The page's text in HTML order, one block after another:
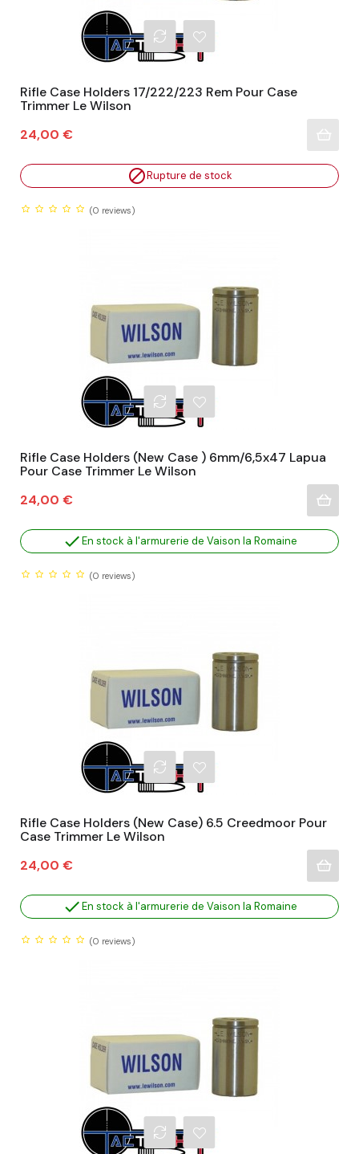
Rifle Case Holders 17/222/223 Rem Pour Case
Trimmer Le Wilson
Prix
24,00 €
Rupture de stock
(0 reviews)
Rifle Case Holders (New Case ) 6mm/6,5x47 Lapua
Pour Case Trimmer Le Wilson
Prix
24,00 €
En stock à l'armurerie de Vaison la Romaine
(0 reviews)
Rifle Case Holders (New Case) 6.5 Creedmoor Pour
Case Trimmer Le Wilson
Prix
24,00 €
En stock à l'armurerie de Vaison la Romaine
(0 reviews)